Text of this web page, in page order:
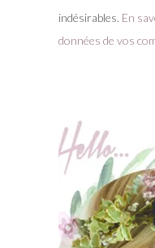
indésirables. En
données de vos